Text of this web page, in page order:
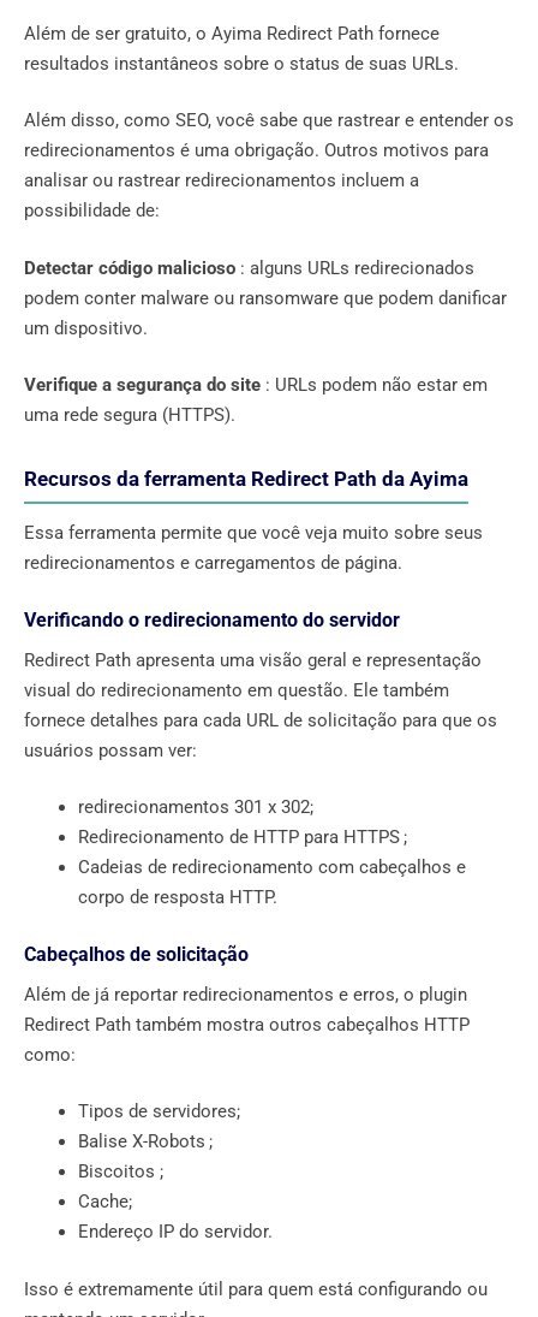
Além de ser gratuito, o Ayima Redirect Path fornece
resultados instantâneos sobre o status de suas URLs.
Além disso, como SEO, você sabe que rastrear e entender os
redirecionamentos é uma obrigação. Outros motivos para
analisar ou rastrear redirecionamentos incluem a
possibilidade de:
Detectar código malicioso : alguns URLs redirecionados
podem conter malware ou ransomware que podem danificar
um dispositivo.
Verifique a segurança do site : URLs podem não estar em
uma rede segura (HTTPS).
Recursos da ferramenta Redirect Path da Ayima
Essa ferramenta permite que você veja muito sobre seus
redirecionamentos e carregamentos de página.
Verificando o redirecionamento do servidor
Redirect Path apresenta uma visão geral e representação
visual do redirecionamento em questão. Ele também
fornece detalhes para cada URL de solicitação para que os
usuários possam ver:
redirecionamentos 301 x 302;
Redirecionamento de HTTP para HTTPS ;
Cadeias de redirecionamento com cabeçalhos e
corpo de resposta HTTP.
Cabeçalhos de solicitação
Além de já reportar redirecionamentos e erros, o plugin
Redirect Path também mostra outros cabeçalhos HTTP
como:
Tipos de servidores;
Balise X-Robots ;
Biscoitos ;
Cache;
Endereço IP do servidor.
Isso é extremamente útil para quem está configurando ou